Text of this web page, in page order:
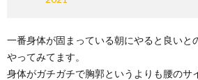
一番身体が固まっている朝にやると良いと
やってみてます。
身体がガチガチで胸郭というよりも腰のサ